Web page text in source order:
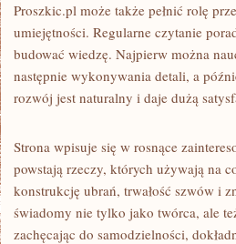
Proszkic.pl może także pełnić rolę
umiejętności. Regularne czytanie
budować wiedzę. Najpierw można
następnie wykonywania detali, a
rozwój jest naturalny i daje dużą
Strona wpisuje się w rosnące
powstają rzeczy, których używają na
konstrukcję ubrań, trwałość szwów i
świadomy nie tylko jako twórca, ale
zachęcając do samodzielności,